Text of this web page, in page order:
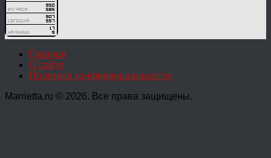
Главная
О сайте
Политика конфиденциальности
Marrietta.ru © 2026. Все права защищены.